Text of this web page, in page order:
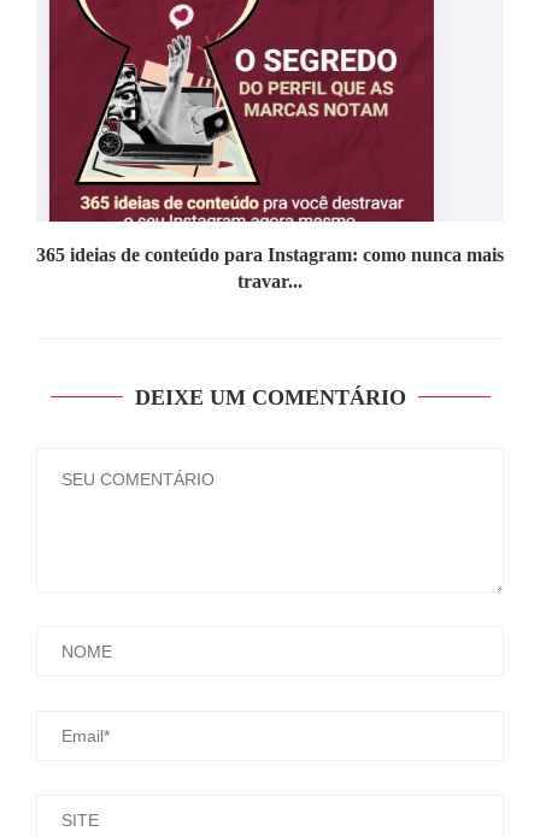
365 ideias de conteúdo para Instagram: como nunca mais
travar...
DEIXE UM COMENTÁRIO